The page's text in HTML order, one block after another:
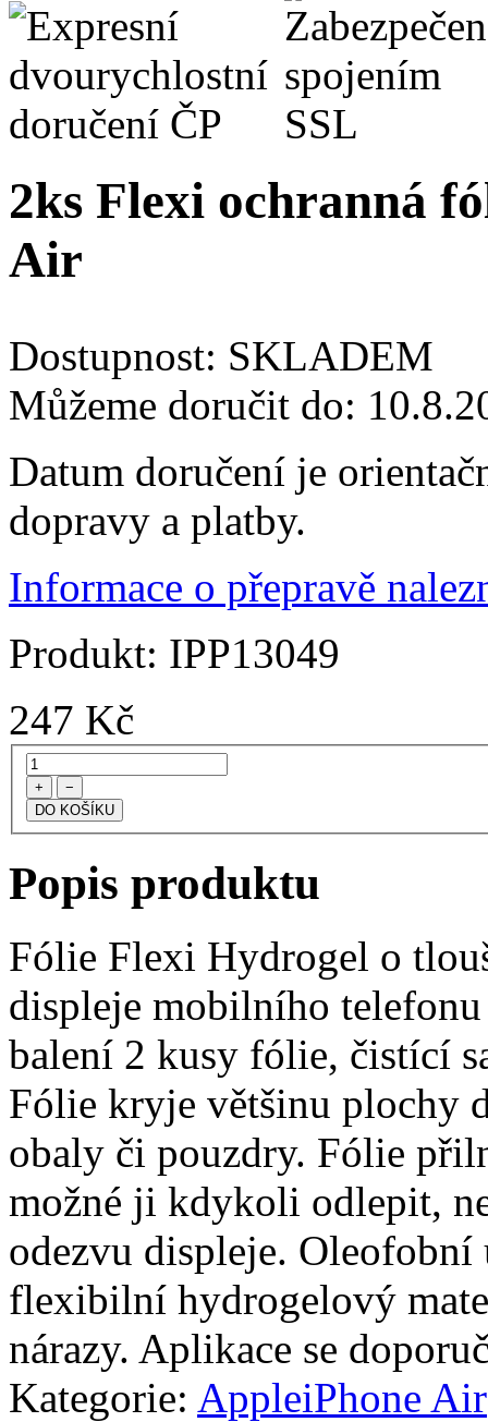
2ks Flexi ochranná
Air
Dostupnost: SKLADEM
Můžeme doručit do:
Datum doručení je
dopravy a platby.
Informace o přepravě
Produkt: IPP13049
247 Kč
+ −
Popis produktu
Fólie Flexi Hydrogel o
displeje mobilního
balení 2 kusy fólie, čistící
Fólie kryje většinu plochy
obaly či pouzdry. Fólie
možné ji kdykoli odlepit,
odezvu displeje.
flexibilní hydrogelový
nárazy. Aplikace se
Kategorie: AppleiPhone Air